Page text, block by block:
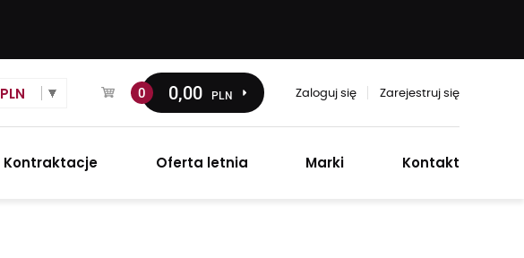
PLN 0 0,00 PLN Zaloguj się Zarejestruj się
Kontraktacje Oferta letnia Marki Kontakt